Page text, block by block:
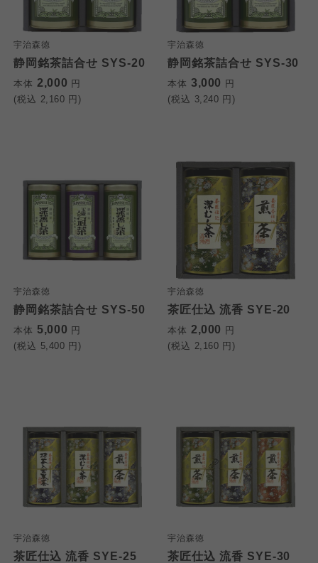
宇治森徳
静岡銘茶詰合せ SYS-20
本体 2,000 円
(税込 2,160 円)
宇治森徳
静岡銘茶詰合せ SYS-30
本体 3,000 円
(税込 3,240 円)
宇治森徳
静岡銘茶詰合せ SYS-50
本体 5,000 円
(税込 5,400 円)
宇治森徳
茶匠仕込 流香 SYE-20
本体 2,000 円
(税込 2,160 円)
宇治森徳
茶匠仕込 流香 SYE-25
宇治森徳
茶匠仕込 流香 SYE-30